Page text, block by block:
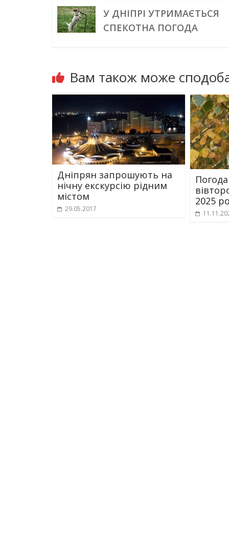
У ДНІПРІ УТРИМАЄТЬСЯ
СПЕКОТНА ПОГОДА
Вам також може
Дніпрян запрошують на
нічну екскурсію рідним
містом
29.05.2017
2025